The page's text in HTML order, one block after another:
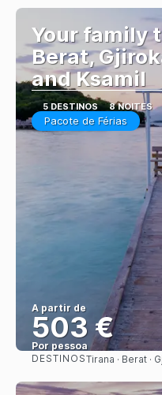
Your family
Berat,
and Ksamil
5 DESTINOS 8 NOITES
Pacote de Férias
A partir de
503 €
Por pessoa
DESTINOSTirana · Berat ·